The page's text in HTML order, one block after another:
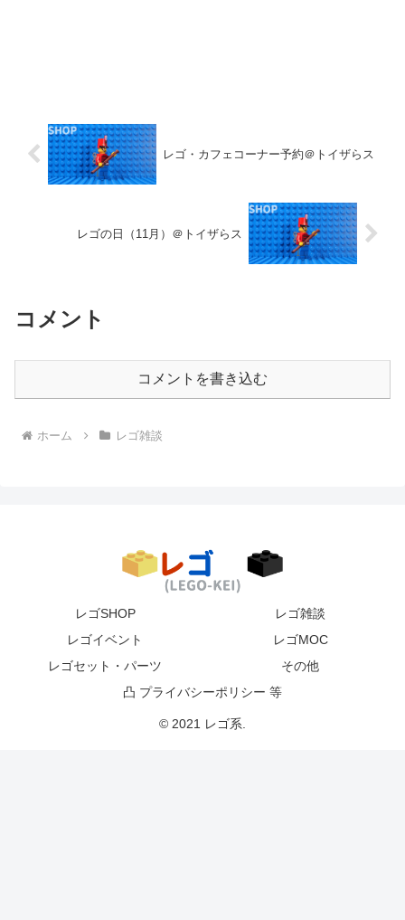
レゴ・カフェコーナー予約＠トイザらス
レゴの日（11月）＠トイザらス
コメント
コメントを書き込む
ホーム レゴ雑談
レゴSHOP
レゴ雑談
レゴイベント
レゴMOC
レゴセット・パーツ
その他
凸 プライバシーポリシー 等
© 2021 レゴ系.